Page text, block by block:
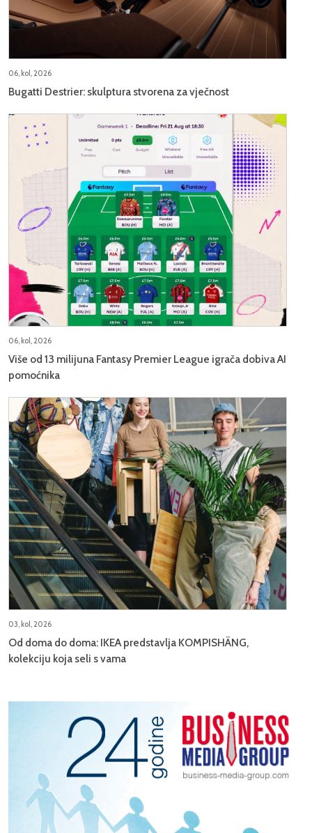
06, kol, 2026
Bugatti Destrier: skulptura stvorena za vječnost
06, kol, 2026
Više od 13 milijuna Fantasy Premier League igrača dobiva AI
pomoćnika
03, kol, 2026
Od doma do doma: IKEA predstavlja KOMPISHÄNG,
kolekciju koja seli s vama